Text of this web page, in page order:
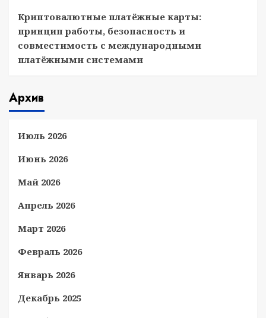
Криптовалютные платёжные карты:
принцип работы, безопасность и
совместимость с международными
платёжными системами
Архив
Июль 2026
Июнь 2026
Май 2026
Апрель 2026
Март 2026
Февраль 2026
Январь 2026
Декабрь 2025